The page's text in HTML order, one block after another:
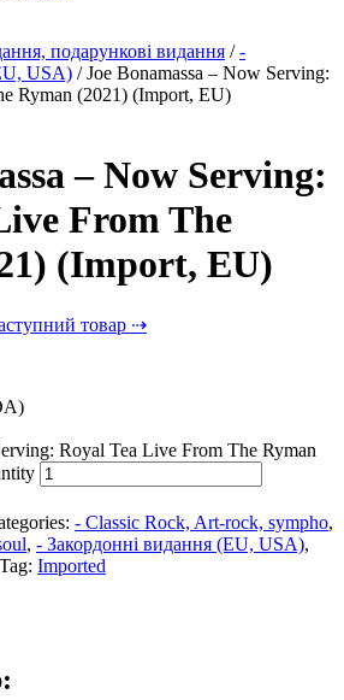
подарункові видання /-
USA) / Joe Bonamassa – Now Serving:
Ryman (2021) (Import, EU)
– Now Serving:
From The
(Import, EU)
товар ⇢
Royal Tea Live From The Ryman
- Classic Rock, Art-rock, sympho,
, - Закордонні видання (EU, USA),
Tag: Imported